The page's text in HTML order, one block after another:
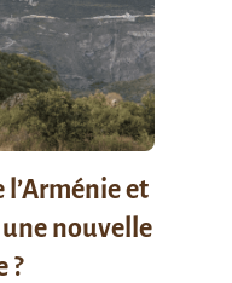
et
nouvelle
?